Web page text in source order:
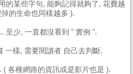
的某些字句, 能夠記得就夠了, 花費越
的生命也同樣越多 ).
至少, 一直都沒看到 " 實例 ".
一樣, 需要閱讀者 自己去判斷.
( 各種網路的資訊或是影片也是 ).